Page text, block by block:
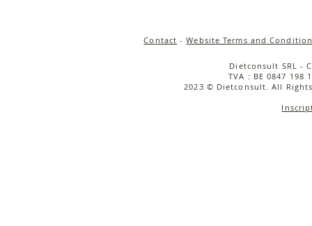
Salade
Contact -Website Terms and
Dietconsult SRL -
TVA : BE 0847 198
2023 © Dietconsult. All